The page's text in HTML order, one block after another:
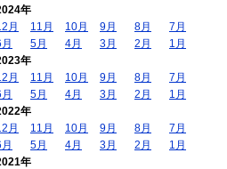
年
月
11月 10月 9月 8月
7月
5月 4月 3月 2月
1月
年
月
11月 10月 9月 8月
7月
5月 4月 3月 2月
1月
年
月
11月 10月 9月 8月
7月
5月 4月 3月 2月
1月
年